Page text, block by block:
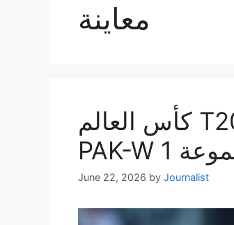
معاينة
كأس العالم T20 للسيدات 2026، AUS-W vs
June 22, 2026 by Journalist